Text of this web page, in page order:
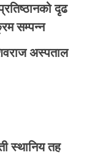
दृढ
सम्पन्न
अस्पताल
स्थानिय तह